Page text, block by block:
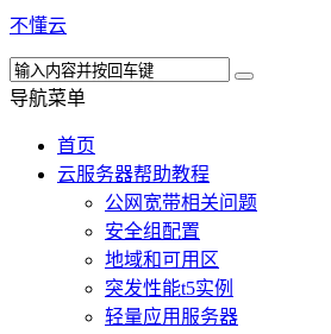
不懂云
导航菜单
首页
云服务器帮助教程
公网宽带相关问题
安全组配置
地域和可用区
突发性能t5实例
轻量应用服务器